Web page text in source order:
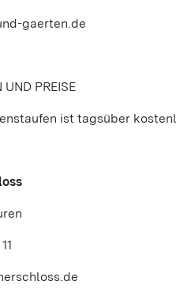
gaerten.de
UND PREISE
ist tagsüber